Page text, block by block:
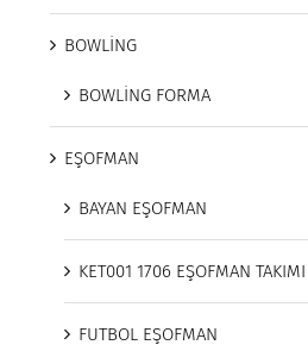
BOWLİNG
BOWLİNG FORMA
EŞOFMAN
BAYAN EŞOFMAN
KET001 1706 EŞOFMAN TAKIMI
FUTBOL EŞOFMAN